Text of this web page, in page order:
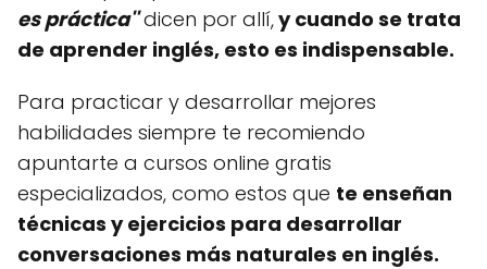
es práctica'' dicen por allí,y cuando se trata
de aprender inglés, esto es indispensable.
Para practicar y desarrollar mejores
habilidades siempre te recomiendo
apuntarte a cursos online gratis
especializados, como estos que te enseñan
técnicas y ejercicios para desarrollar
conversaciones más naturales en inglés.